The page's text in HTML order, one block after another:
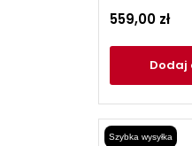
559,00 zł
Dodaj
Szybka wysyłka